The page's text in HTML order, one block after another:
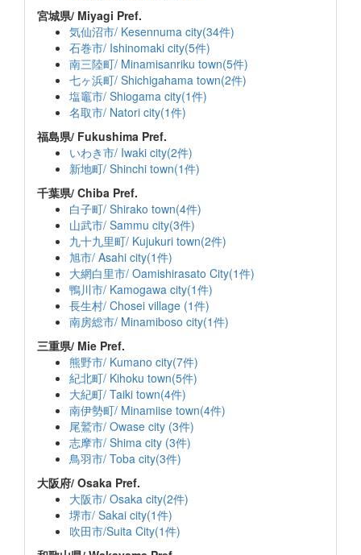
宮城県/ Miyagi Pref.
気仙沼市/ Kesennuma city(34件)
石巻市/ Ishinomaki city(5件)
南三陸町/ Minamisanriku town(5件)
七ヶ浜町/ Shichigahama town(2件)
塩竈市/ Shiogama city(1件)
名取市/ Natori city(1件)
福島県/ Fukushima Pref.
いわき市/ Iwaki city(2件)
新地町/ Shinchi town(1件)
千葉県/ Chiba Pref.
白子町/ Shirako town(4件)
山武市/ Sammu city(3件)
九十九里町/ Kujukuri town(2件)
旭市/ Asahi city(1件)
大網白里市/ Oamishirasato City(1件)
鴨川市/ Kamogawa city(1件)
長生村/ Chosei village (1件)
南房総市/ Minamiboso city(1件)
三重県/ Mie Pref.
熊野市/ Kumano city(7件)
紀北町/ Kihoku town(5件)
大紀町/ Taiki town(4件)
南伊勢町/ Minamiise town(4件)
尾鷲市/ Owase city (3件)
志摩市/ Shima city (3件)
鳥羽市/ Toba city(3件)
大阪府/ Osaka Pref.
大阪市/ Osaka city(2件)
堺市/ Sakai city(1件)
吹田市/Suita City(1件)